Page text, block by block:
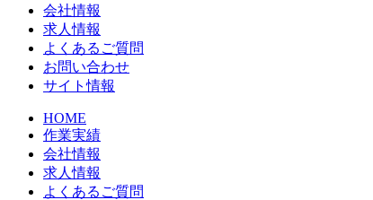
会社情報
求人情報
よくあるご質問
お問い合わせ
サイト情報
HOME
作業実績
会社情報
求人情報
よくあるご質問